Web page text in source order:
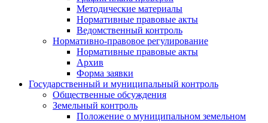
Методические материалы
Нормативные правовые акты
Ведомственный контроль
Нормативно-правовое регулирование
Нормативные правовые акты
Архив
Форма заявки
Государственный и муниципальный контроль
Общественные обсуждения
Земельный контроль
Положение о муниципальном земельном